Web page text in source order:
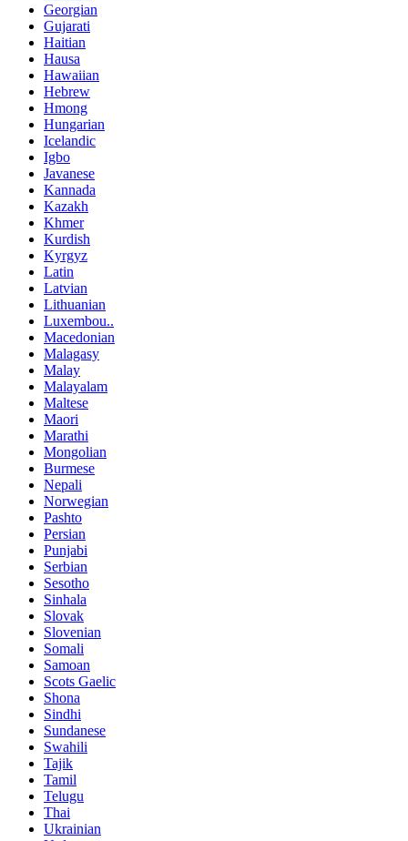
Georgian
Gujarati
Haitian
Hausa
Hawaiian
Hebrew
Hmong
Hungarian
Icelandic
Igbo
Javanese
Kannada
Kazakh
Khmer
Kurdish
Kyrgyz
Latin
Latvian
Lithuanian
Luxembou..
Macedonian
Malagasy
Malay
Malayalam
Maltese
Maori
Marathi
Mongolian
Burmese
Nepali
Norwegian
Pashto
Persian
Punjabi
Serbian
Sesotho
Sinhala
Slovak
Slovenian
Somali
Samoan
Scots Gaelic
Shona
Sindhi
Sundanese
Swahili
Tajik
Tamil
Telugu
Thai
Ukrainian